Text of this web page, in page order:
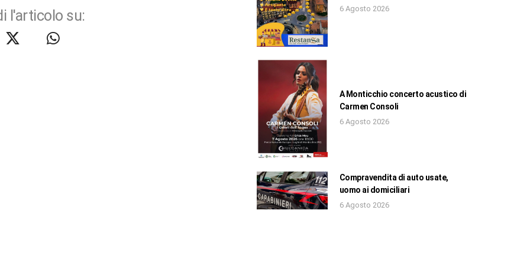
l'articolo su: 6 Agosto 2026
A Monticchio concerto acustico di
Carmen Consoli
6 Agosto 2026
Compravendita di auto usate,
uomo ai domiciliari
6 Agosto 2026